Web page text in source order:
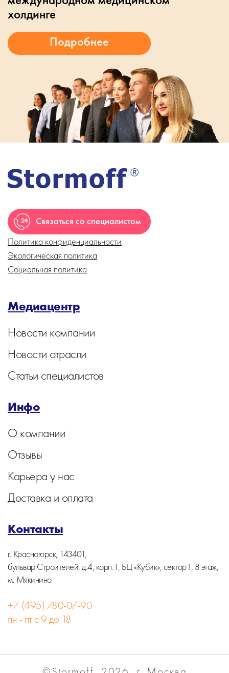
холдинге
Связаться со специалистом
Политика конфиденциальности
Экологическая политика
Социальная политика
Медиацентр
Новости компании
Новости отрасли
Статьи специалистов
Инфо
О компании
Отзывы
Карьера у нас
Доставка и оплата
Контакты
г. Красногорск, 143401,
бульвар Строителей, д.4, корп.1, БЦ «Кубик», сектор Г, 8 этаж,
м. Мякинино
+7 (495) 780-07-90
пн - пт с 9 до 18